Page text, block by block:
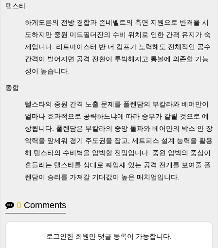
텔스타
하게도른의 전방 경합과 존네벨트의 측면 지원으로 반격을 시
도하지만 중원 미드필더진의 수비 위치로 인한 간격 유지가 숙
제입니다. 리트마이스터 반 더 캄프가 노력해도 전체적인 공수
간격이 벌어지면 공격 전환이 투박해지고 롱볼에 의존할 가능
성이 높습니다.
종합
텔스타의 중원 간격 노출 문제를 폴렌담의 부칼라와 베어만이
얼마나 효과적으로 공략하느냐에 따라 승부가 갈릴 것으로 예
상됩니다. 폴렌담은 부칼라의 중앙 돌파와 베어만의 박스 안 장
악력을 앞세워 경기 주도권을 잡고, 세트피스 설계 능력을 활용
해 텔스타의 수비벽을 압박할 전망입니다. 중원 압박의 중심이
흔들리는 텔스타를 상대로 짜임새 있는 공격 전개를 보여줄 폴
렌담이 승리를 가져갈 기대값이 높은 매치업입니다.
0 Comments
로그인한 회원만 댓글 등록이 가능합니다.